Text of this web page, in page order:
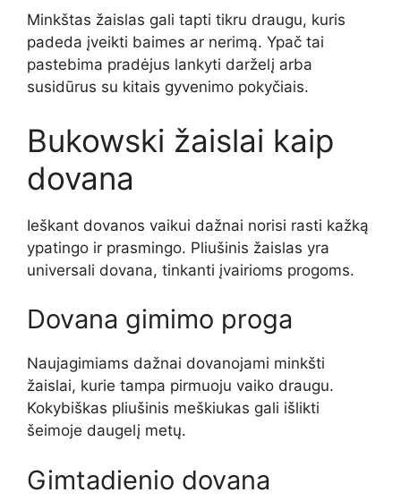
Minkštas žaislas gali tapti tikru draugu, kuris
padeda įveikti baimes ar nerimą. Ypač tai
pastebima pradėjus lankyti darželį arba
susidūrus su kitais gyvenimo pokyčiais.
Bukowski žaislai kaip
dovana
Ieškant dovanos vaikui dažnai norisi rasti kažką
ypatingo ir prasmingo. Pliušinis žaislas yra
universali dovana, tinkanti įvairioms progoms.
Dovana gimimo proga
Naujagimiams dažnai dovanojami minkšti
žaislai, kurie tampa pirmuoju vaiko draugu.
Kokybiškas pliušinis meškiukas gali išlikti
šeimoje daugelį metų.
Gimtadienio dovana